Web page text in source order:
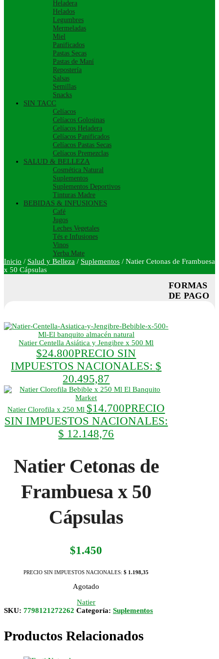
Heladera
Helados
Legumbres
Mermeladas
Miel
Panificados
Pastas Secas
Pastas de Maní
Repostería
Salsas
Semillas
Snacks
SIN TACC
Celíacos
Celíacos Golosinas
Celíacos Heladera
Celíacos Panificados
Celíacos Pastas Secas
Celíacos Premezclas
SALUD & BELLEZA
Cosmética Natural
Suplementos
Suplementos Deportivos
Tinturas Madre
BEBIDAS & INFUSIONES
Café
Jugos
Leches Vegetales
Tés e Infusiones
Vinos
Yerba Mate
Inicio / Salud y Belleza / Suplementos / Natier Cetonas de Frambuesa
x 50 Cápsulas
Natier Centella Asiática y Jengibre x 500 Ml
$24.800PRECIO SIN
IMPUESTOS NACIONALES: $
20.495,87
Natier Clorofila x 250 Ml $14.700PRECIO
SIN IMPUESTOS NACIONALES:
$ 12.148,76
Natier Cetonas de
Frambuesa x 50
Cápsulas
$1.450
PRECIO SIN IMPUESTOS NACIONALES:$ 1.198,35
Agotado
Natier
SKU: 7798121272262 Categoría: Suplementos
Productos Relacionados
FORMAS
DE PAGO